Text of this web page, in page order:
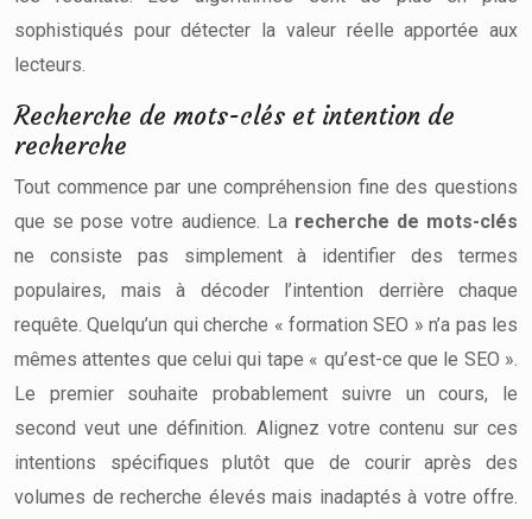
sophistiqués pour détecter la valeur réelle apportée aux
lecteurs.
Recherche de mots-clés et intention de
recherche
Tout commence par une compréhension fine des questions
que se pose votre audience. La recherche de mots-clés
ne consiste pas simplement à identifier des termes
populaires, mais à décoder l’intention derrière chaque
requête. Quelqu’un qui cherche « formation SEO » n’a pas les
mêmes attentes que celui qui tape « qu’est-ce que le SEO ».
Le premier souhaite probablement suivre un cours, le
second veut une définition. Alignez votre contenu sur ces
intentions spécifiques plutôt que de courir après des
volumes de recherche élevés mais inadaptés à votre offre.